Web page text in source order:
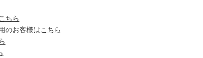
こちら
のお客様はこちら